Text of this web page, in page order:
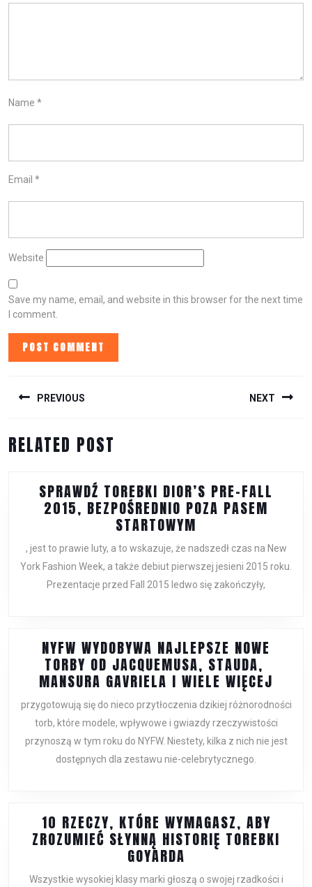
Name *
Email *
Website
Save my name, email, and website in this browser for the next time
I comment.
NAVIGATION
PREVIOUS
post:
NEXT
RELATED POST
SPRAWDŹ TOREBKI DIOR’S PRE-FALL
2015, BEZPOŚREDNIO POZA PASEM
STARTOWYM
TOREBKI
DIOR’S
PRE-
FALL
POZA
PASEM
STARTOWYM
, jest to prawie luty, a to wskazuje, że nadszedł czas na New
York Fashion Week, a także debiut pierwszej jesieni 2015 roku.
Prezentacje przed Fall 2015 ledwo się zakończyły,
NYFW WYDOBYWA NAJLEPSZE NOWE
TORBY OD JACQUEMUSA, STAUDA, ​​
MANSURA GAVRIELA I WIELE WIĘCEJ
NOWE
WIELE
przygotowują się do nieco przytłoczenia dzikiej różnorodności
torb, które modele, wpływowe i gwiazdy rzeczywistości
przynoszą w tym roku do NYFW. Niestety, kilka z nich nie jest
dostępnych dla zestawu nie-celebrytycznego.
10 RZECZY, KTÓRE WYMAGASZ, ABY
ZROZUMIEĆ SŁYNNĄ HISTORIĘ TOREBKI
GOYARDA
RZECZY,
Wszystkie wysokiej klasy marki głoszą o swojej rzadkości i